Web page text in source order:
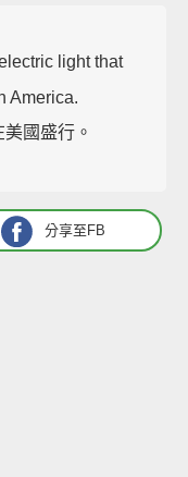
light that
America.
國盛行。
分享至FB